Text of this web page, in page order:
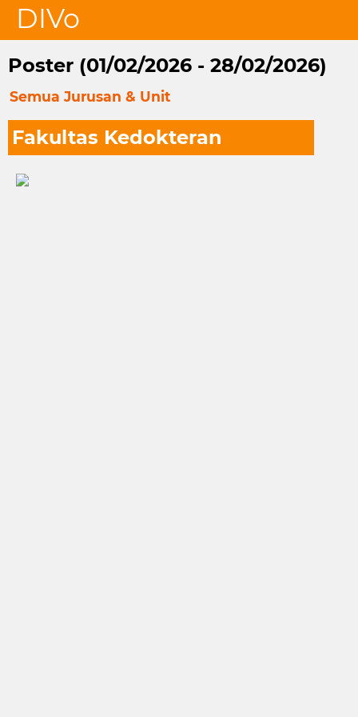
DIVo
Poster (01/02/2026 - 28/02/2026)
Semua Jurusan & Unit
Fakultas Kedokteran